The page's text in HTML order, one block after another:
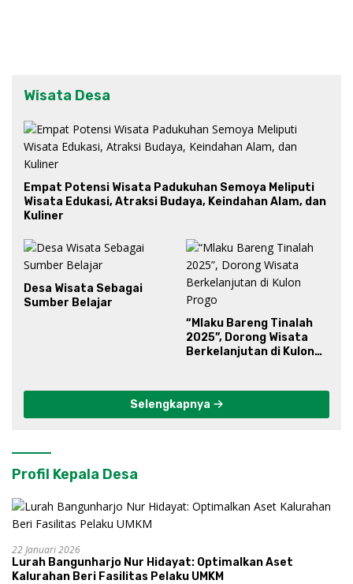
Wisata Desa
Empat Potensi Wisata Padukuhan Semoya Meliputi
Wisata Edukasi, Atraksi Budaya, Keindahan Alam, dan
Kuliner
Desa Wisata Sebagai
Sumber Belajar
“Mlaku Bareng Tinalah
2025”, Dorong Wisata
Berkelanjutan di Kulon
Selengkapnya
Profil Kepala Desa
22 Januari 2026
Lurah Bangunharjo Nur Hidayat: Optimalkan Aset
Kalurahan Beri Fasilitas Pelaku UMKM